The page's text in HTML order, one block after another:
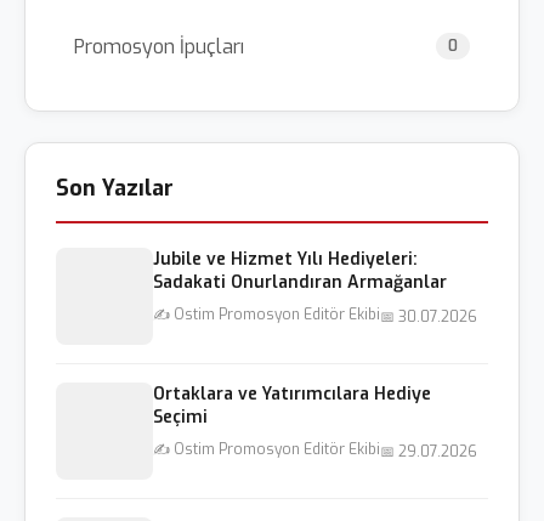
Promosyon İpuçları 0
Son Yazılar
Jubile ve Hizmet Yılı Hediyeleri:
Sadakati Onurlandıran Armağanlar
✍️ Ostim Promosyon Editör Ekibi📅 30.07.2026
Ortaklara ve Yatırımcılara Hediye
Seçimi
✍️ Ostim Promosyon Editör Ekibi📅 29.07.2026